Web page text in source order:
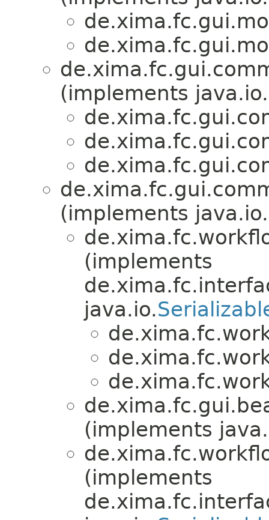
(implements java.io.
(implements java.io.
(implements
java.io.
(implements
(implements